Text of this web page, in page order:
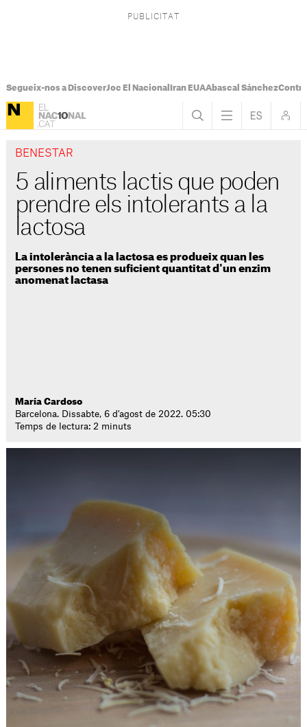
Segueix-nos a DiscoverJoc El Nacional Iran EUAAbascal Sánchez
BENESTAR
5 aliments lactis que poden
prendre els intolerants a la
lactosa
La intolerància a la lactosa es produeix quan les
persones no tenen suficient quantitat d'un enzim
anomenat lactasa
María Cardoso
Barcelona. Dissabte, 6 d'agost de 2022. 05:30
Temps de lectura: 2 minuts